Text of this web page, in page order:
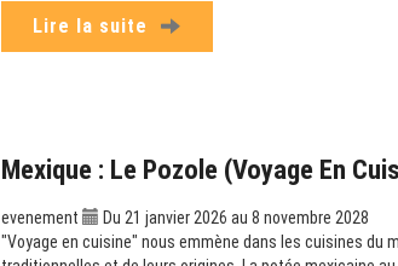
Lire la suite
Mexique : Le Pozole (Voyage En
evenement
Du 21 janvier 2026 au 8 novembre 2028
"Voyage en cuisine" nous emmène dans les cuisines du